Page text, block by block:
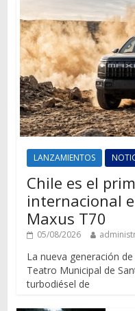
LANZAMIENTOS
Chile es el
internacional
Maxus T70
05/08/2026
La nueva generación
Teatro Municipal de
turbodiésel de